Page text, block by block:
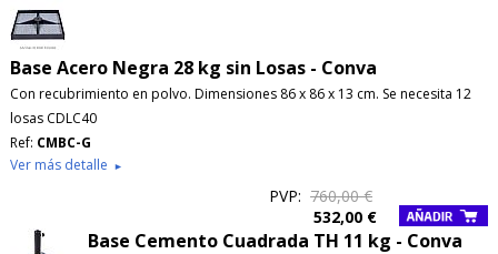
Base Acero Negra 28 kg sin Losas - Conva
Con recubrimiento en polvo. Dimensiones 86 x 86 x 13 cm. Se necesita 12
losas CDLC40
Ref: CMBC-G
Ver más detalle ►
PVP: 760,00 €
532,00 €
Base Cemento Cuadrada TH 11 kg - Conva